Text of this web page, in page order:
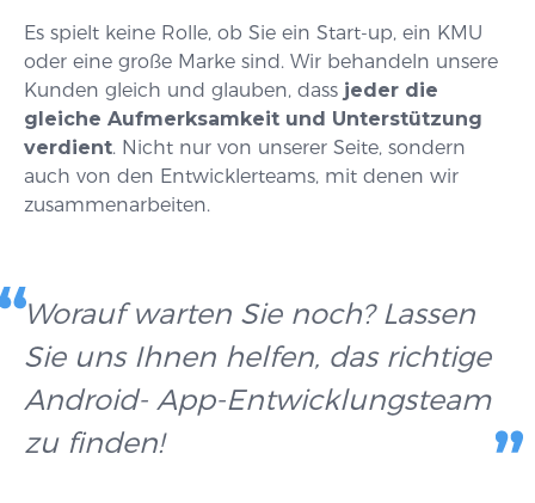
Es spielt keine Rolle, ob Sie ein Start-up, ein KMU
oder eine große Marke sind. Wir behandeln unsere
Kunden gleich und glauben, dass jeder die
gleiche Aufmerksamkeit und Unterstützung
verdient. Nicht nur von unserer Seite, sondern
auch von den Entwicklerteams, mit denen wir
zusammenarbeiten.
Worauf warten Sie noch? Lassen
Sie uns Ihnen helfen, das richtige
Android- App-Entwicklungsteam
zu finden!